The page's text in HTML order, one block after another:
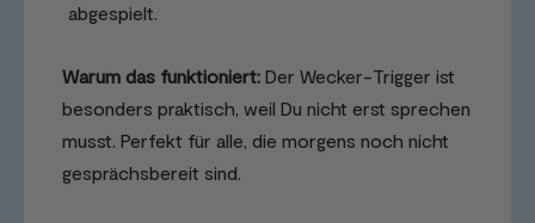
abgespielt.
Warum das funktioniert: Der Wecker-Trigger ist
besonders praktisch, weil Du nicht erst sprechen
musst. Perfekt für alle, die morgens noch nicht
gesprächsbereit sind.